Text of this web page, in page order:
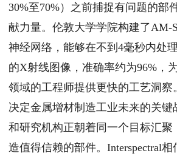
30%至70%）之前捕捉有问题的部
献力量。伦敦大学学院构建了AM-
神经网络，能够在不到4毫秒内处
的X射线图像，准确率约为96%，
领域的工程师提供更快的工艺洞察
决定金属增材制造工业未来的关键
和研究机构正朝着同一个目标汇聚
造值得信赖的部件。Interspectral